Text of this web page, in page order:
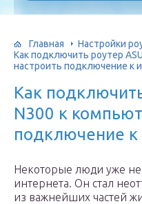
Главная Настройки
Как подключить роутер
настроить подключение к
Как
N300 к
подключение к
Некоторые люди уже не
интернета. Он стал
из важнейших частей